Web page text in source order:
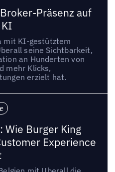
Präsenz auf
mit KI-gestütztem
seine Sichtbarkeit,
an Hunderten von
mehr Klicks,
erzielt hat.
Wie Burger King
Experience